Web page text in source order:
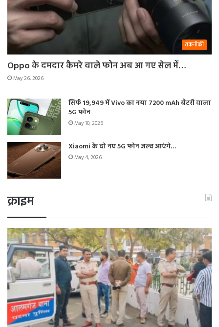
तकनीकी
Oppo के दमदार कैमरे वाले फोन अब आ गए सेल में…
May 26, 2026
सिर्फ 19,949 में Vivo का नया 7200 mAh बैटरी वाला
5G फोन
May 10, 2026
Xiaomi के दो नए 5G फोन जल्द आएंगे…
May 4, 2026
क्राइम